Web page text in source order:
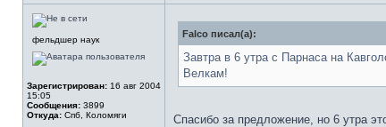
фельдшер наук
Зарегистрирован: 16 авг 2004
15:05
Сообщения: 3899
Откуда: Спб, Коломяги
Falco писал(а):
Завтра в 6 утра с Парнаса на
Велкам!
Спасибо за предложение, но 6 утра